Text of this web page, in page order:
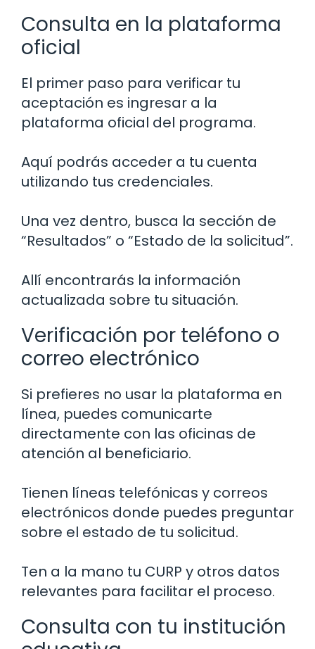
Consulta en la plataforma
oficial
El primer paso para verificar tu
aceptación es ingresar a la
plataforma oficial del programa.
Aquí podrás acceder a tu cuenta
utilizando tus credenciales.
Una vez dentro, busca la sección de
“Resultados” o “Estado de la solicitud”.
Allí encontrarás la información
actualizada sobre tu situación.
Verificación por teléfono o
correo electrónico
Si prefieres no usar la plataforma en
línea, puedes comunicarte
directamente con las oficinas de
atención al beneficiario.
Tienen líneas telefónicas y correos
electrónicos donde puedes preguntar
sobre el estado de tu solicitud.
Ten a la mano tu CURP y otros datos
relevantes para facilitar el proceso.
Consulta con tu institución